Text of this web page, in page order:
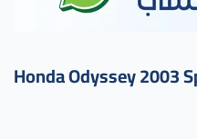
Honda Odyssey 2003